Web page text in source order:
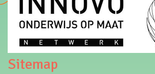
Sitemap